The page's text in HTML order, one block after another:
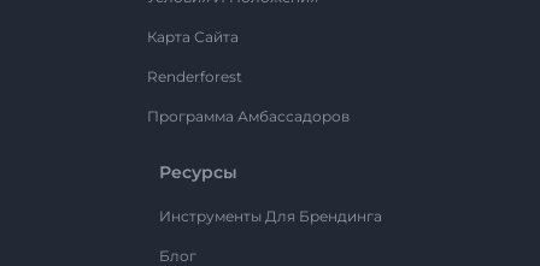
Карта Сайта
Renderforest
Программа Амбассадоров
Ресурсы
Инструменты Для Брендинга
Блог